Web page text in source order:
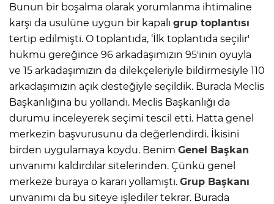
Bunun bir boşalma olarak yorumlanma ihtimaline
karşı da usulüne uygun bir kapalı grup toplantısı
tertip edilmişti. O toplantıda, ‘İlk toplantıda seçilir'
hükmü gereğince 96 arkadaşımızın 95'inin oyuyla
ve 15 arkadaşımızın da dilekçeleriyle bildirmesiyle 110
arkadaşımızın açık desteğiyle seçildik. Burada Meclis
Başkanlığına bu yollandı. Meclis Başkanlığı da
durumu inceleyerek seçimi tescil etti. Hatta genel
merkezin başvurusunu da değerlendirdi. İkisini
birden uygulamaya koydu. Benim Genel Başkan
unvanımı kaldırdılar sitelerinden. Çünkü genel
merkeze buraya o kararı yollamıştı. Grup Başkanı
unvanımı da bu siteye işlediler tekrar. Burada